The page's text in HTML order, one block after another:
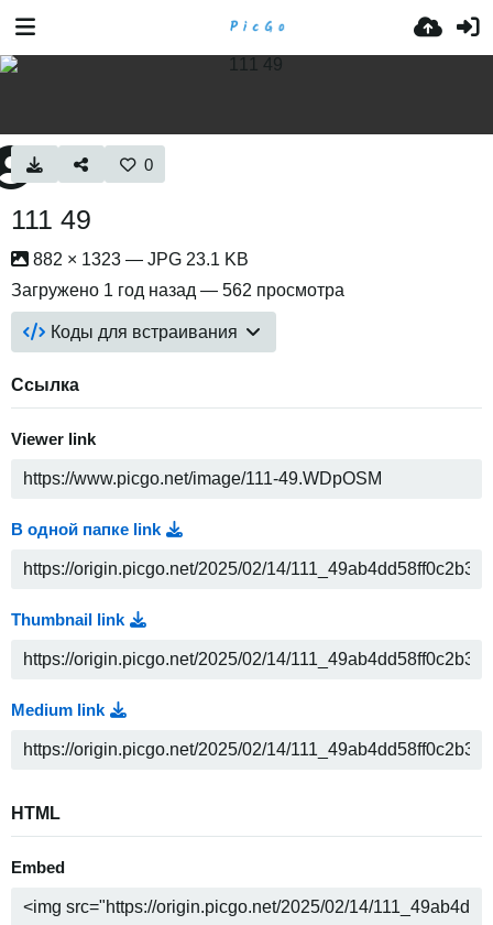
0
111 49
882 × 1323 — JPG 23.1 KB
Загружено 1 год назад — 562 просмотра
Коды для встраивания
Ссылка
Viewer link
В одной папке link
Thumbnail link
Medium link
HTML
Embed